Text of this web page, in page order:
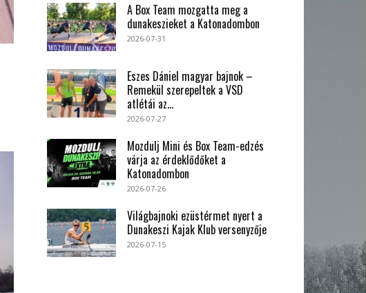
A Box Team mozgatta meg a
dunakeszieket a Katonadombon
2026-07-31
Eszes Dániel magyar bajnok –
Remekül szerepeltek a VSD
atlétái az...
2026-07-27
Mozdulj Mini és Box Team-edzés
várja az érdeklődőket a
Katonadombon
2026-07-26
Világbajnoki ezüstérmet nyert a
Dunakeszi Kajak Klub versenyzője
2026-07-15